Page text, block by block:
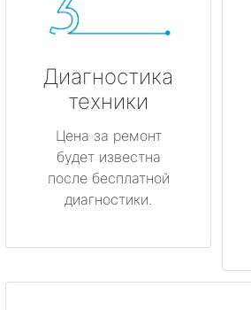
Диагностика
техники
Цена за ремонт
будет известна
после бесплатной
диагностики.